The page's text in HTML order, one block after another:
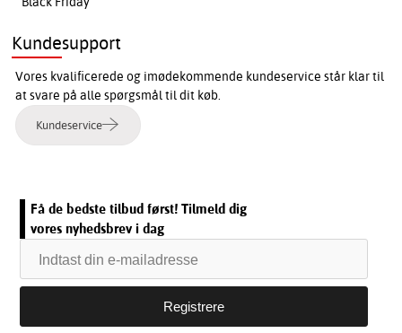
Kundesupport
Vores kvalificerede og imødekommende kundeservice står klar til
at svare på alle spørgsmål til dit køb.
Kundeservice
Få de bedste tilbud først! Tilmeld dig
vores nyhedsbrev i dag